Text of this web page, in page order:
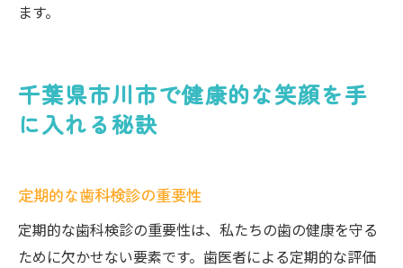
ます。
千葉県市川市で健康的な笑顔を手
に入れる秘訣
定期的な歯科検診の重要性
定期的な歯科検診の重要性は、私たちの歯の健康を守る
ために欠かせない要素です。歯医者による定期的な評価